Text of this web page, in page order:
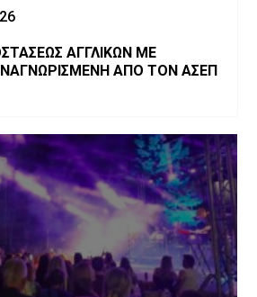
ΑΓΓΛΙΚΩΝ ΜΕ
ΑΠΟ ΤΟΝ ΑΣΕΠ